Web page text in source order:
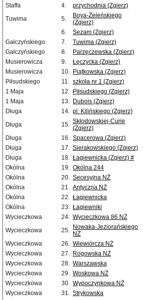
Staffa
4. przychodnia (Zgierz)
Tuwima
5.
Boya-Żeleńskiego
(Zgierz)
6. Sezam (Zgierz)
Gałczyńskiego
7. Tuwima (Zgierz)
Gałczyńskiego
8. Parzęczewska (Zgierz)
Musierowicza
9. Łęczycka (Zgierz)
Musierowicza
10. Piątkowska (Zgierz)
Piłsudskiego
11. szkoła nr 1 (Zgierz)
1 Maja
12. Piłsudskiego (Zgierz)
1 Maja
13. Dubois (Zgierz)
Długa
14. pl. Kilińskiego (Zgierz)
Długa
15. Skłodowskiej-Curie
(Zgierz)
Długa
16. Spacerowa (Zgierz)
Długa
17. Sierakowskiego (Zgierz)
Długa
18. Łagiewnicka (Zgierz) #
Okólna
19. Okólna 244
Okólna
20. Secesyjna NŻ
Okólna
21. Antyczna NŻ
Okólna
22. Łagiewnicka
Okólna
23. Łagiewniki
Wycieczkowa
24. Wycieczkowa 86 NŻ
Wycieczkowa
25. Nowaka-Jeziorańskiego
NŻ
Wycieczkowa 26. Wiewiórcza NŻ
Wycieczkowa
27. Rogowska NŻ
Wycieczkowa
28. Warszawska
Wycieczkowa
29. Woskowa NŻ
Wycieczkowa
30. Wypoczynkowa NŻ
Wycieczkowa
31. Strykowska